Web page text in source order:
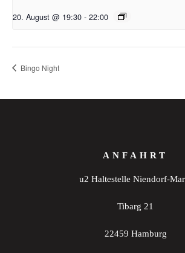
20. August @ 19:30 - 22:00
Bingo Night
ANFAHRT
u2 Haltestelle Niendorf-
Tibarg 21
22459 Hamburg